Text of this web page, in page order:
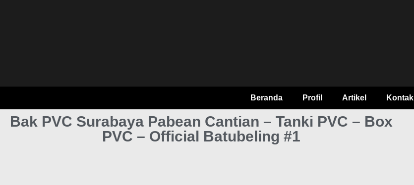
Beranda Profil Artikel Kontak
Bak PVC Surabaya Pabean Cantian – Tanki PVC – Box
PVC – Official Batubeling #1